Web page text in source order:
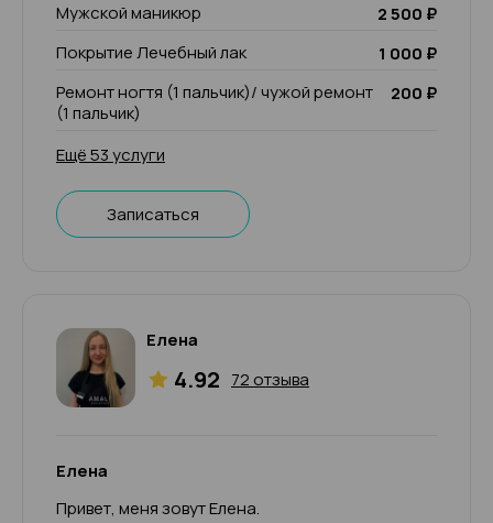
Мужской маникюр
2 500 ₽
Покрытие Лечебный лак
1 000 ₽
Ремонт ногтя (1 пальчик)/ чужой ремонт
(1 пальчик)
200 ₽
Ещё 53 услуги
Записаться
Елена
4.92 72 отзыва
Елена
Привет, меня зовут Елена.